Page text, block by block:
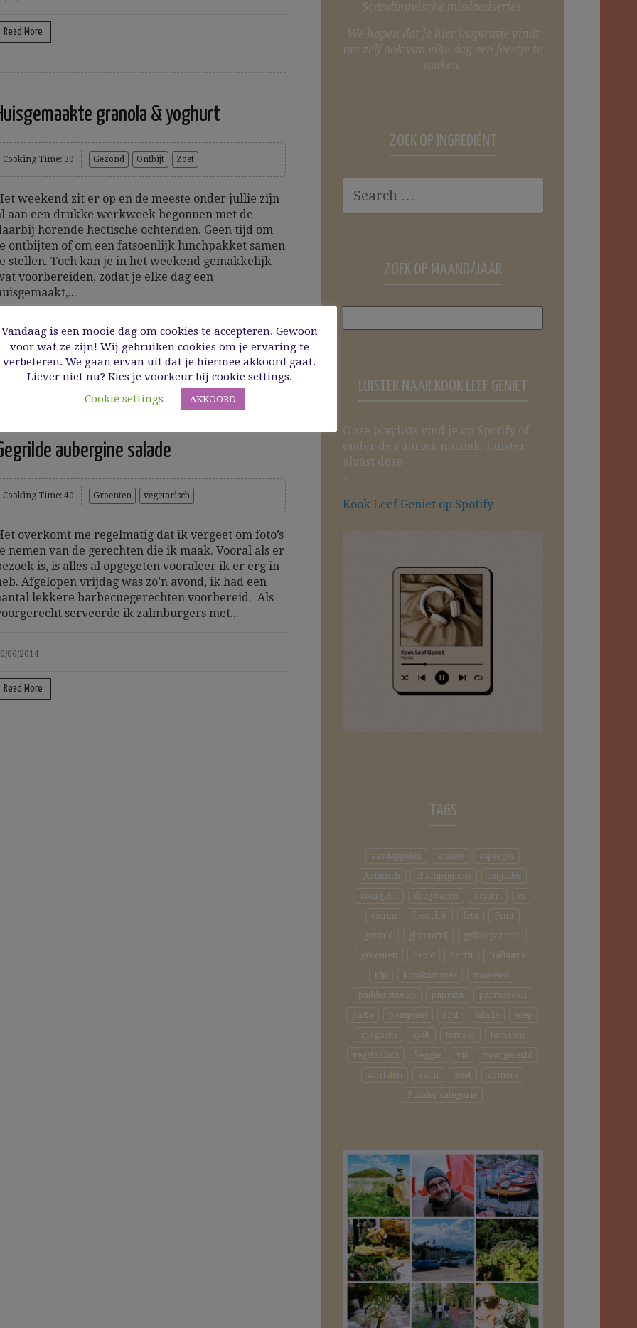
Read More
granola & yoghurt
Cooking Time: 30 Gezond Ontbijt Zoet
weekend zit er op en de meeste onder jullie zijn
aan een drukke werkweek begonnen met de
horende hectische ochtenden. Geen tijd om
ontbijten of om een fatsoenlijk lunchpakket samen
stellen. Toch kan je in het weekend gemakkelijk
voorbereiden, zodat je elke dag een
02/2017
Read More
aubergine salade
Cooking Time: 40 Groenten vegetarisch
overkomt me regelmatig dat ik vergeet om foto’s
nemen van de gerechten die ik maak. Vooral als er
is, is alles al opgegeten vooraleer ik er erg in
Afgelopen vrijdag was zo’n avond, ik had een
lekkere barbecuegerechten voorbereid. Als
serveerde ik zalmburgers met...
06/2014
Read More
Scandinavische misdaadseries.
We hopen dat je hier inspiratie vindt
om zelf ook van elke dag een feestje te
maken.
ZOEK OP INGREDIËNT
ZOEK OP MAAND/JAAR
LUISTER NAAR KOOK LEEF GENIET
Onze playlists vind je op Spotify of
onder de rubriek muziek. Luister
alvast deze
↓
Kook Leef Geniet op Spotify
TAGS
aardappelen amuse
asperges
Aziatisch
champignons
coquilles
courgette
deegwaren dessert
ei
eieren
feestelijk feta
Fruit
gezond
glutenvrij
grijze garnaal
groenten
hapje herfst
Italiaans
kip
komkommer
mosselen
paddenstoelen
paprika
parmezaan
pasta
pompoen rijst salade
soep
spaghetti
spek tomaat
tomaten
vegetarisch
Veggie vis
voorgerecht
wortelen
zalm zoet
zomers
Zonder categorie
Vandaag is een mooie dag om cookies te accepteren. Gewoon
voor wat ze zijn! Wij gebruiken cookies om je ervaring te
verbeteren. We gaan ervan uit dat je hiermee akkoord gaat.
Liever niet nu? Kies je voorkeur bij cookie settings.
Cookie settings
AKKOORD